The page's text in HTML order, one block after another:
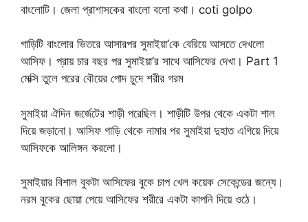
বাংলোটি। জেলা প্রাশাসকের বাংলো বলো কথা। coti golpo
গাড়িটি বাংলোর ভিতরে আসারপর সুমাইয়া’কে বেরিয়ে আসতে দেখলো
আসিফ। প্রায় চার বছর পর সুমাইয়া’র সাথে আসিফের দেখা। Part 1
মেক্সি তুলে পরের বৌয়ের পোদ চুদে শরীর গরম
সুমাইয়া ঐদিন জর্জেটের শাড়ী পরেছিল। শাড়ীটি উপর থেকে একটা শাল
দিয়ে জড়ানো। আসিফ গাড়ি থেকে নামার পর সুমাইয়া দুহাত এগিয়ে দিয়ে
আসিফকে আলিঙ্গন করলো।
সুমাইয়ার বিশাল বুকটা আসিফের বুকে চাপ খেল কয়েক সেকেন্ডের জন্যে।
নরম বুকের ছোয়া পেয়ে আসিফের শরীরে একটা কাপনি দিয়ে ওঠে।